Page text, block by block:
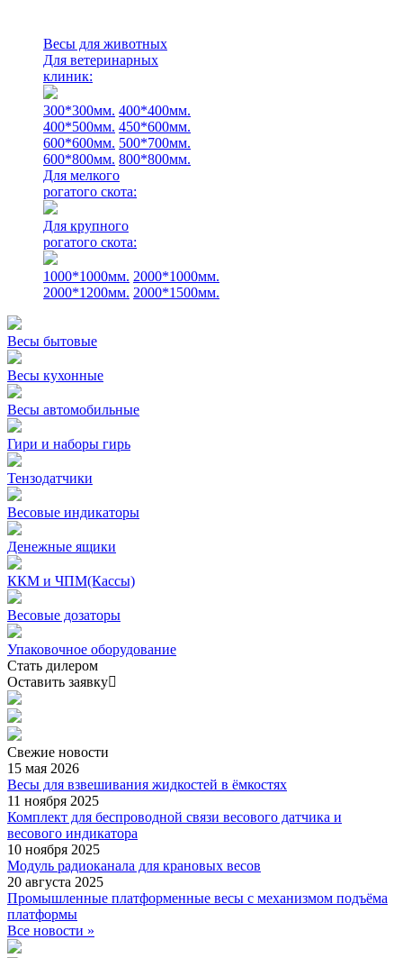
Весы для животных
Для ветеринарных
клиник:
300*300мм. 400*400мм.
400*500мм. 450*600мм.
600*600мм. 500*700мм.
600*800мм. 800*800мм.
Для мелкого
рогатого скота:
Для крупного
рогатого скота:
1000*1000мм. 2000*1000мм.
2000*1200мм. 2000*1500мм.
Весы бытовые
Весы кухонные
Весы автомобильные
Гири и наборы гирь
Тензодатчики
Весовые индикаторы
Денежные ящики
ККМ и ЧПМ(Кассы)
Весовые дозаторы
Упаковочное оборудование
Стать дилером
Оставить заявку
Свежие новости
15 мая 2026
Весы для взвешивания жидкостей в ёмкостях
11 ноября 2025
Комплект для беспроводной связи весового датчика и
весового индикатора
10 ноября 2025
Модуль радиоканала для крановых весов
20 августа 2025
Промышленные платформенные весы с механизмом подъёма
платформы
Все новости »